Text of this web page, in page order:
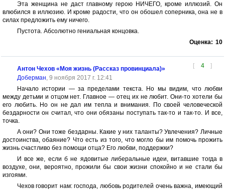
Эта женщина не даст главному герою НИЧЕГО, кроме иллюзий. Он
влюбился в иллюзию. И кроме радости, что он обошел соперника, она не в
силах предложить ему ничего.
Пустота. Абсолютно гениальная концовка.
Оценка: 10
[ 4 ]
Антон Чехов «Моя жизнь (Рассказ провинциала)»
Доберман, 9 ноября 2017 г. 12:41
Начало истории — за пределами текста. Но мы видим, что любви
между детьми и отцом нет. Главное — отец их не любит. Они-то хотели бы
его любить. Но он не дал им тепла и внимания. По своей человеческой
бездарности он считал, что они обязаны поступать так-то и так-то. И все,
точка.
А они? Они тоже бездарны. Какие у них таланты? Увлечения? Личные
достоинства, обаяние? Что есть из того, что могло бы им помочь прожить
жизнь счастливо без помощи отца? Его любви, поддержки?
И все же, если б не ядовитые либеральные идеи, витавшие тогда в
воздухе, они, вероятно, прожили бы свои жизни спокойно и не стали бы
изгоями.
Чехов говорит нам: господа, любовь родителей очень важна, имеющий